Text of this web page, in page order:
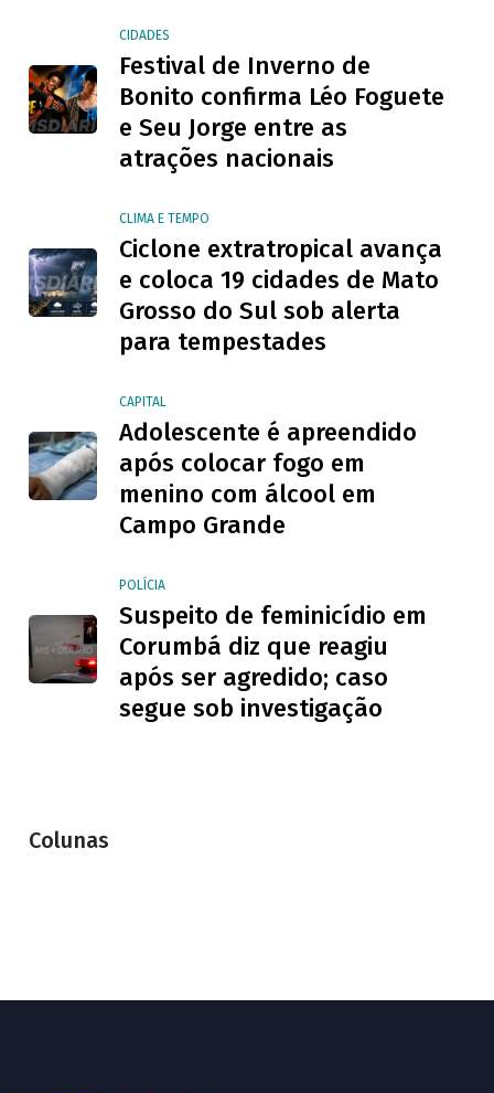
CIDADES
Festival de Inverno de
Bonito confirma Léo Foguete
e Seu Jorge entre as
atrações nacionais
CLIMA E TEMPO
Ciclone extratropical avança
e coloca 19 cidades de Mato
Grosso do Sul sob alerta
para tempestades
CAPITAL
Adolescente é apreendido
após colocar fogo em
menino com álcool em
Campo Grande
POLÍCIA
Suspeito de feminicídio em
Corumbá diz que reagiu
após ser agredido; caso
segue sob investigação
Colunas